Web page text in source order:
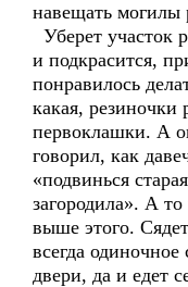
навещать могилы
Уберет участок
и подкрасится,
понравилось
какая, резиночки
первоклашки. А
говорил, как
«подвинься
загородила». А
выше этого.
всегда одиночное
двери, да и едет